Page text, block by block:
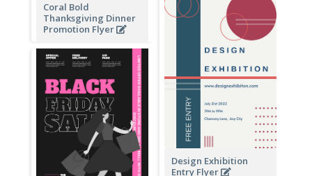
Coral Bold
Thanksgiving Dinner
Promotion Flyer
Design Exhibition
Entry Flyer